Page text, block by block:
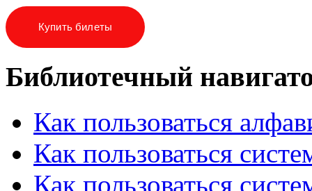
Купить билеты
Библиотечный
Как пользоваться
Как пользоваться
Как пользоваться